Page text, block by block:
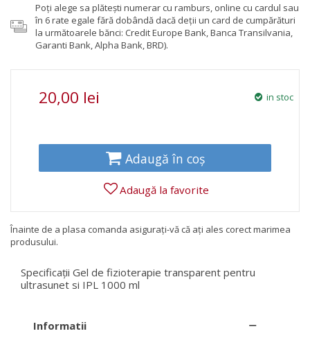
Poţi alege sa plăteşti numerar cu ramburs, online cu cardul sau
în 6 rate egale fără dobândă dacă deții un card de cumpărături
la următoarele bănci: Credit Europe Bank, Banca Transilvania,
Garanti Bank, Alpha Bank, BRD).
20,00 lei in stoc
Adaugă în coș
Adaugă la favorite
Înainte de a plasa comanda asigurați-vă că ați ales corect marimea
produsului.
Specificații Gel de fizioterapie transparent pentru
ultrasunet si IPL 1000 ml
Informatii